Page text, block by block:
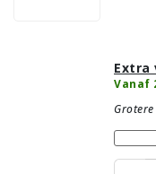
Extra
Vanaf